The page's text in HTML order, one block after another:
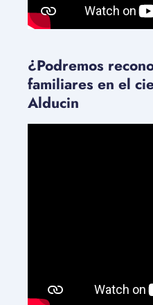
¿Podremos
familiares en el
Alducin